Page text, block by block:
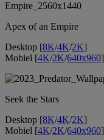
Apex of an Empire
Desktop [8K/4K/2K]
Mobiel [4K/2K/640x960]
Seek the Stars
Desktop [8K/4K/2K]
Mobiel [4K/2K/640x960]